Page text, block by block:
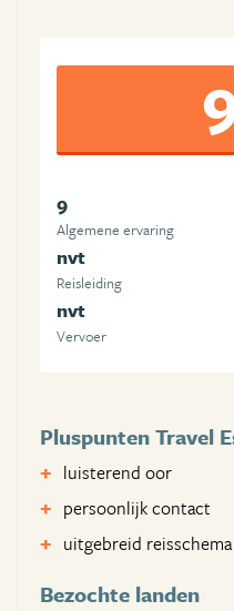
9
Algemene ervaring
nvt
Reisleiding
nvt
Vervoer
Pluspunten Travel
luisterend oor
persoonlijk contact
uitgebreid reisschema
Bezochte landen